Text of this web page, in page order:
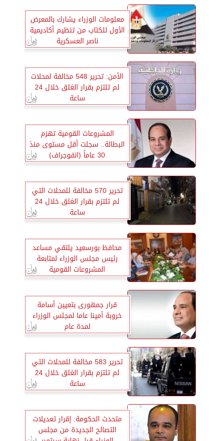
معلومات الوزراء يشارك بالمعرض
الأول للكتاب من تنظيم أكاديمية
ناصر العسكرية
الأمن: تحرير 548 مخالفة لمحلات
لم تلتزم بقرار الغلق خلال 24
ساعة
المشروعات القومية تهزم
البطالة.. سجلت أقل مستوى منذ
30 عاماً (انفوجراف)
تحرير 570 مخالفة للمحلات التي
لم تلتزم بقرار الغلق خلال 24
ساعة
محافظ بورسعيد يلتقي مساعد
رئيس مجلس الوزراء لمتابعة
المشروعات القومية
قرار جمهورى بتعيين أسامة
خروبة أمينا عاما لمجلس الوزراء
لمدة عام
تحرير 583 مخالفة للمحلات التي
لم تلتزم بقرار الغلق خلال 24
ساعة
متحدث الحكومة: إقرار تعديلات
التصالح الجديدة من مجلس